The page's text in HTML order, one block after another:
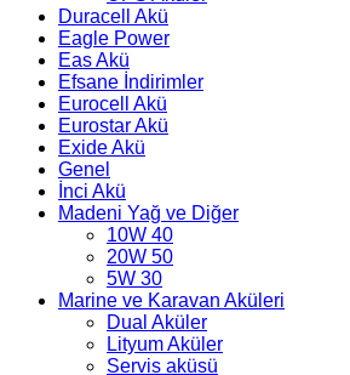
Duracell Akü
Eagle Power
Eas Akü
Efsane İndirimler
Eurocell Akü
Eurostar Akü
Exide Akü
Genel
İnci Akü
Madeni Yağ ve Diğer
10W 40
20W 50
5W 30
Marine ve Karavan Aküleri
Dual Aküler
Lityum Aküler
Servis aküsü